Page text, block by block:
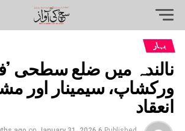
بہار
نالندہ میں ضلع سطحی
ورکشاپ، سیمینار اور
انعقاد